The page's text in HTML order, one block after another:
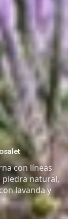
con líneas
piedra natural,
lavanda y